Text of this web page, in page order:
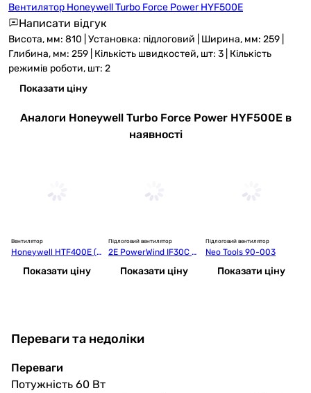
Вентилятор Honeywell Turbo Force Power HYF500E
Написати відгук
Висота, мм: 810 | Установка: підлоговий | Ширина, мм: 259 |
Глибина, мм: 259 | Кількість швидкостей, шт: 3 | Кількість
режимів роботи, шт: 2
Показати ціну
Аналоги Honeywell Turbo Force Power HYF500E в
наявності
Вентилятор
Honeywell HTF400E (T
Показати ціну
Підлоговий вентилятор
2E PowerWind IF30C х
Показати ціну
Підлоговий вентилятор
Neo Tools 90-003
Показати ціну
Переваги та недоліки
Переваги
Потужність 60 Вт